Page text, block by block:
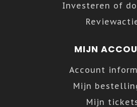
Investeren of
MIJN
Account
Mijn
Mijn